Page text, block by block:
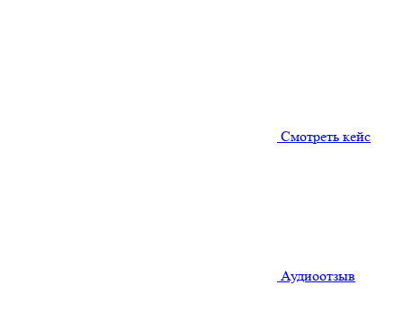
Смотреть кейс
Аудиоотзыв